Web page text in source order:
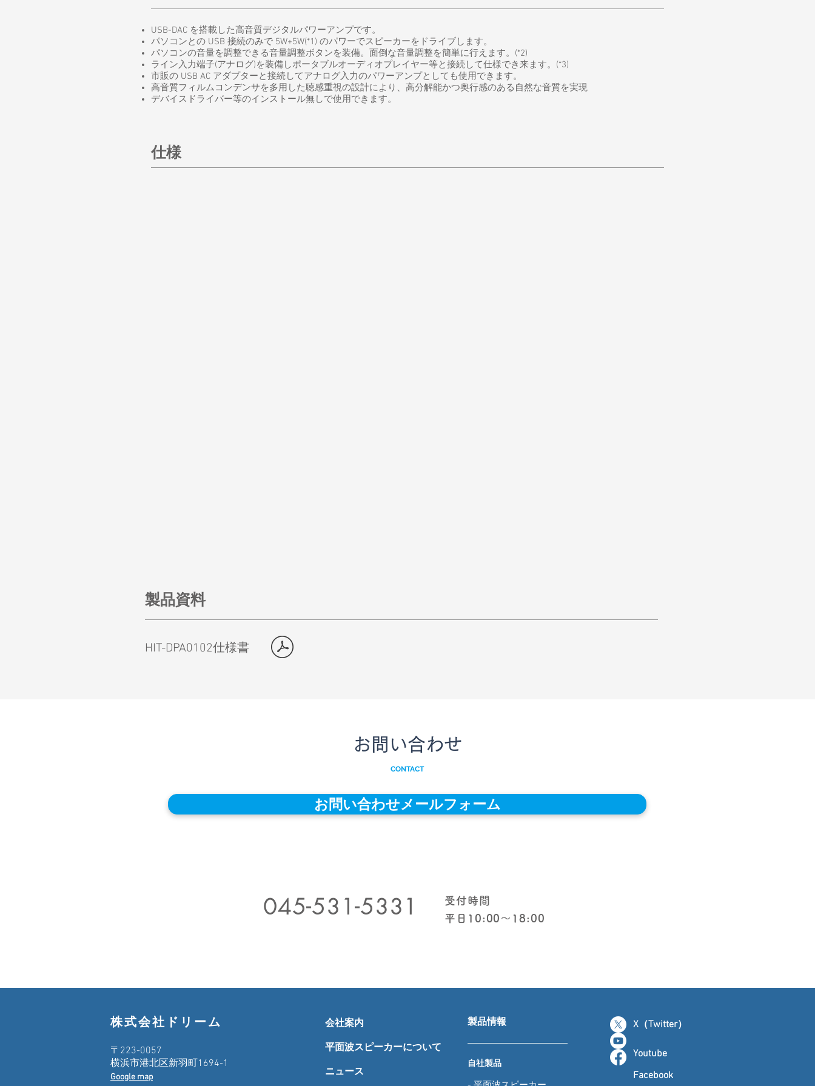
USB-DAC を搭載した高音質デジタルパワーアンプです。
パソコンとの USB 接続のみで 5W+5W(*1) のパワーでスピーカーをドライブします。
パソコンの音量を調整できる音量調整ボタンを装備。面倒な音量調整を簡単に行えます。(*2)
ライン入力端子(アナログ)を装備しポータブルオーディオプレイヤー等と接続して仕様でき来ます。(*3)
市販の USB AC アダプターと接続してアナログ入力のパワーアンプとしても使用できます。
高音質フィルムコンデンサを多用した聴感重視の設計により、高分解能かつ奥行感のある自然な音質を実現
デバイスドライバー等のインストール無しで使用できます。
仕様
製品資料
HIT-DPA0102仕様書
お問い合わせ
CONTACT
お問い合わせメールフォーム
045-531-5331
受付時間
​平日10:00〜18:00
株式会社ドリーム
〒223-0057
横浜市港北区新羽町1694-1
Google map
会社案内
平面波スピーカーについて
ニュース
製品情報
自社製品
X（Twitter）
Youtube
Facebook